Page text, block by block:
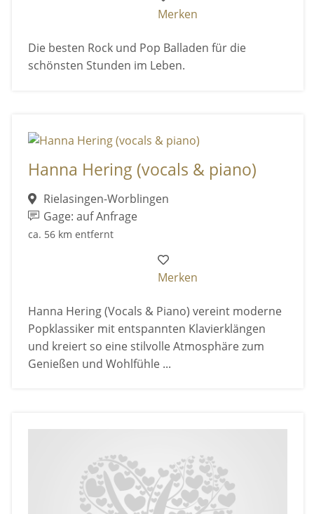
Merken
Die besten Rock und Pop Balladen für die
schönsten Stunden im Leben.
Hanna Hering (vocals & piano)
Rielasingen-Worblingen
Gage: auf Anfrage
ca. 56 km entfernt
Merken
Hanna Hering (Vocals & Piano) vereint moderne
Popklassiker mit entspannten Klavierklängen
und kreiert so eine stilvolle Atmosphäre zum
Genießen und Wohlfühle ...